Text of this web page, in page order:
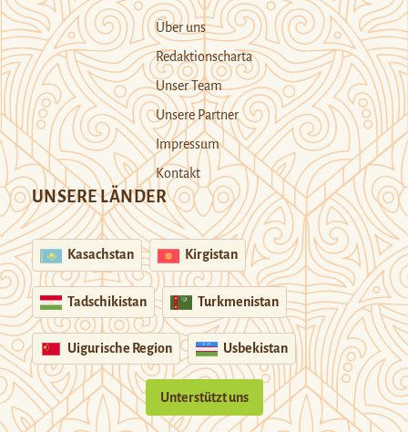
Über uns
Redaktionscharta
Unser Team
Unsere Partner
Impressum
Kontakt
UNSERE LÄNDER
Kasachstan Kirgistan
Tadschikistan Turkmenistan
Uigurische Region Usbekistan
Unterstützt uns